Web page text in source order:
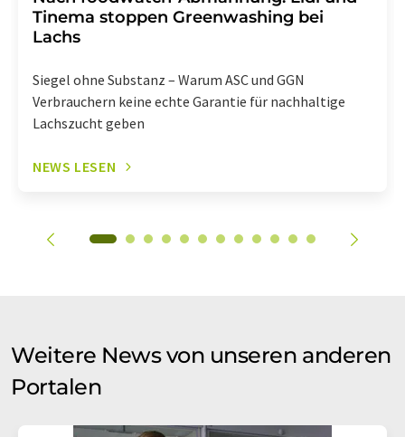
Tinema stoppen Greenwashing bei
Lachs
Siegel ohne Substanz – Warum ASC und GGN
Verbrauchern keine echte Garantie für nachhaltige
Lachszucht geben
NEWS LESEN
Weitere News von unseren anderen
Portalen